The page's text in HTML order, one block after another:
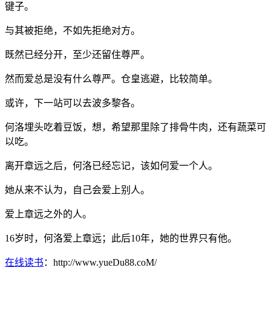
键子。
与其被拒绝，不如先拒绝对方。
既然已经分开，至少还留住尊严。
然而爱总是没有什么尊严。仓皇逃避，比较简单。
或许，下一站可以去波多黎各。
何洛埋头吃着豆饭，想，希望那里除了排骨牛肉，还有蔬菜可
以吃。
离开章远之后，何洛已经忘记，该如何爱一个人。
她从来不认为，自己会爱上别人。
爱上章远之外的人。
16岁时，何洛爱上章远；此后10年，她的世界只有他。
在线读书 ：http://www.yueDu88.coM/